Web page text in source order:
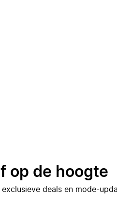
op de hoogte
deals en mode-